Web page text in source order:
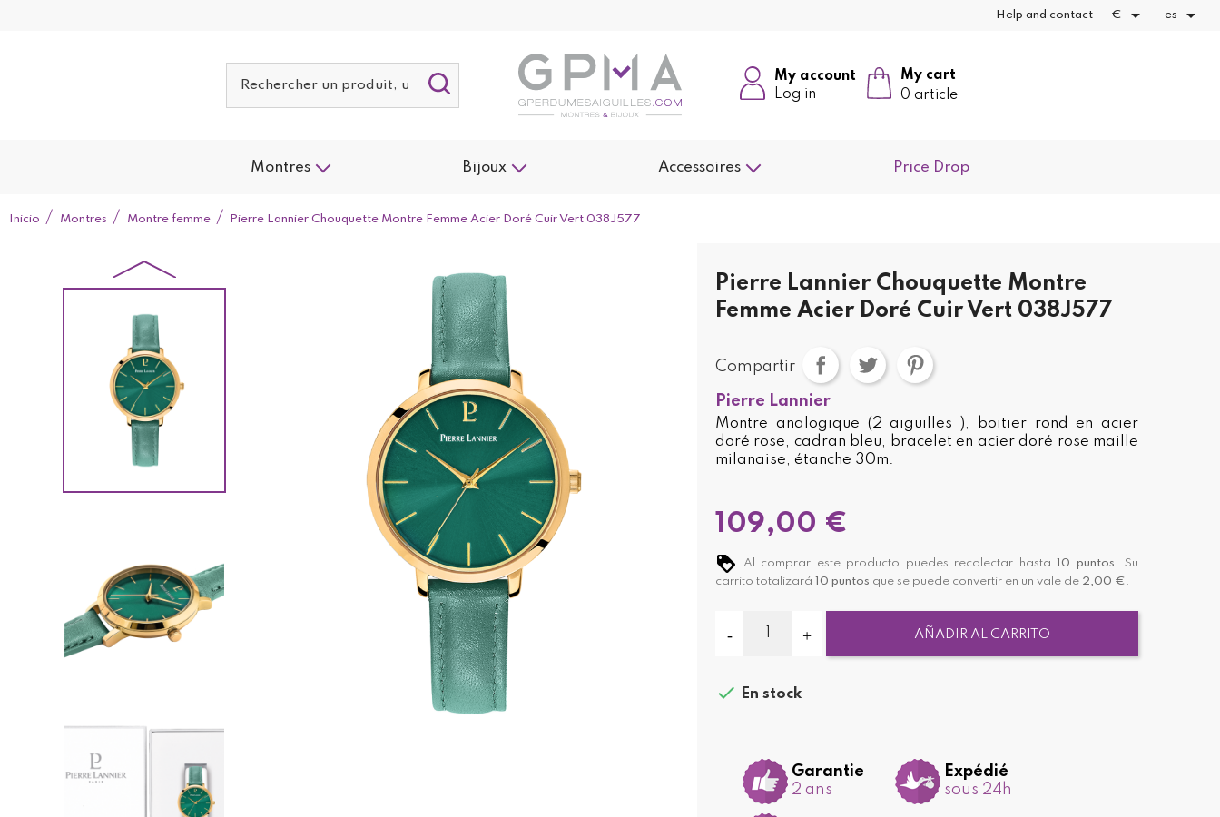
Help and contact €  es 
My cart
0 article
My account
Log in
Montres Bijoux Accessoires Price Drop
Inicio Montres Montre femme Pierre Lannier Chouquette Montre Femme Acier Doré Cuir Vert 038J577
Pierre Lannier Chouquette Montre
Femme Acier Doré Cuir Vert 038J577
Compartir
Pierre Lannier
Montre analogique (2 aiguilles ), boitier rond en acier
doré rose, cadran bleu, bracelet en acier doré rose maille
milanaise, étanche 30m.
109,00 €
Al comprar este producto puedes recolectar hasta 10 puntos . Su
carrito totalizará 10 puntos que se puede convertir en un vale de 2,00 € .
AÑADIR AL CARRITO
 En stock
Garantie
2 ans
Expédié
sous 24h